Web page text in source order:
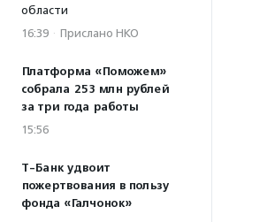
области
16:39 · Прислано НКО
Платформа «Поможем»
собрала 253 млн рублей
за три года работы
15:56
Т-Банк удвоит
пожертвования в пользу
фонда «Галчонок»